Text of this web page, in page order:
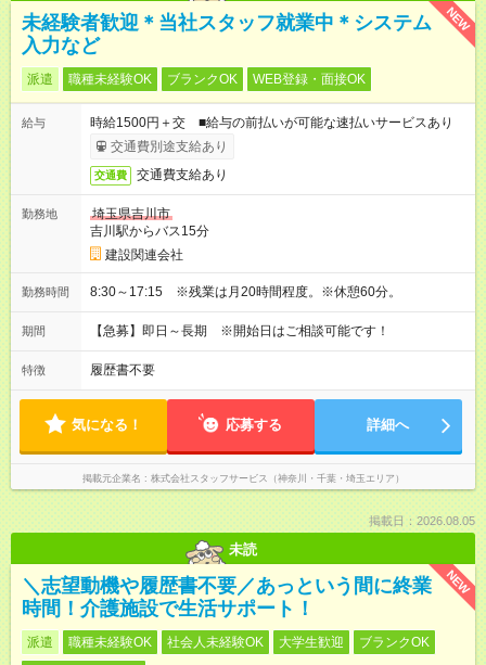
NEW
未経験者歓迎＊当社スタッフ就業中＊システム
入力など
派遣 職種未経験OK ブランクOK WEB登録・面接OK
給与
時給1500円＋交 ■給与の前払いが可能な速払いサービスあり
交通費別途支給あり
交通費 交通費支給あり
勤務地
埼玉県吉川市
吉川駅からバス15分
建設関連会社
勤務時間 8:30～17:15 ※残業は月20時間程度。※休憩60分。
期間 【急募】即日～長期 ※開始日はご相談可能です！
特徴 履歴書不要
気になる！ 応募する 詳細へ
掲載元企業名 株式会社スタッフサービス（神奈川・千葉・埼玉エリア）
掲載日：2026.08.05
未読
NEW
＼志望動機や履歴書不要／あっという間に終業
時間！介護施設で生活サポート！
派遣 職種未経験OK 社会人未経験OK 大学生歓迎
ブランクOK